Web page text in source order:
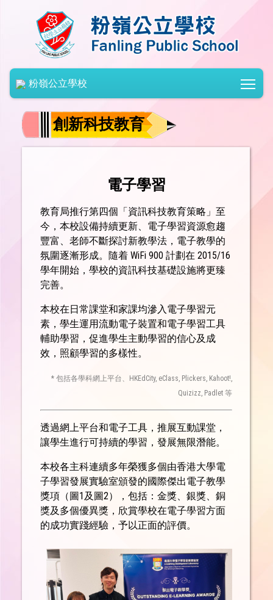
粉嶺公立學校
創新科技教育
電子學習
教育局推行第四個「資訊科技教育策略」至
今，本校設備持續更新、電子學習資源愈趨
豐富、老師不斷探討新教學法，電子教學的
氛圍逐漸形成。隨着 WiFi 900 計劃在 2015/16
學年開始，學校的資訊科技基礎設施將更臻
完善。
本校在日常課堂和家課均滲入電子學習元
素，學生運用流動電子裝置和電子學習工具
輔助學習，促進學生主動學習的信心及成
效，照顧學習的多樣性。
* 包括各學科網上平台、HKEdCity, eClass, Plickers, Kahoot!,
Quizizz, Padlet 等
透過網上平台和電子工具，推展互動課堂，
讓學生進行可持續的學習，發展無限潛能。
本校各主科連續多年榮獲多個由香港大學電
子學習發展實驗室頒發的國際傑出電子教學
獎項（圖1及圖2），包括：金獎、銀獎、銅
獎及多個優異獎，欣賞學校在電子學習方面
的成功實踐經驗，予以正面的評價。